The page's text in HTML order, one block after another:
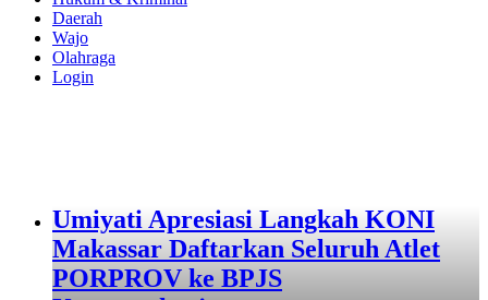
Daerah
Wajo
Olahraga
Login
Umiyati Apresiasi Langkah KONI
Makassar Daftarkan Seluruh Atlet
PORPROV ke BPJS